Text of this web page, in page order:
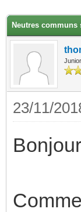
Neutres communs
23/11/